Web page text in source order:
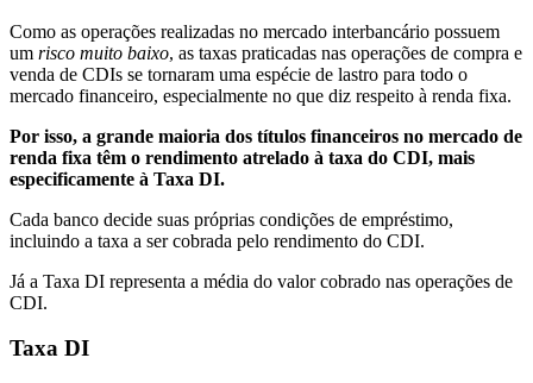
Como as operações realizadas no mercado interbancário possuem
um risco muito baixo, as taxas praticadas nas operações de compra e
venda de CDIs se tornaram uma espécie de lastro para todo o
mercado financeiro, especialmente no que diz respeito à renda fixa.
Por isso, a grande maioria dos títulos financeiros no mercado de
renda fixa têm o rendimento atrelado à taxa do CDI, mais
especificamente à Taxa DI.
Cada banco decide suas próprias condições de empréstimo,
incluindo a taxa a ser cobrada pelo rendimento do CDI.
Já a Taxa DI representa a média do valor cobrado nas operações de
CDI.
Taxa DI